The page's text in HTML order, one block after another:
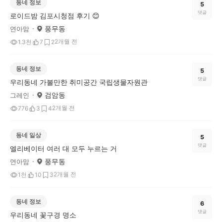
동네 정보
로이드밤 김포시청점 후기 😊
연아맘 풍무동
1.3천 7 22개월 전
5
댓글
동네 정보
우리동네 가볼만한 취미공간 국립생물자원관
그레인 검암동
776 3 42개월 전
5
댓글
동네 일상
엘리베이터 여러 대 모두 누르는 거
연아맘 풍무동
1천 10 32개월 전
5
댓글
동네 정보
우리동네 꽃구경 명소
6
댓글